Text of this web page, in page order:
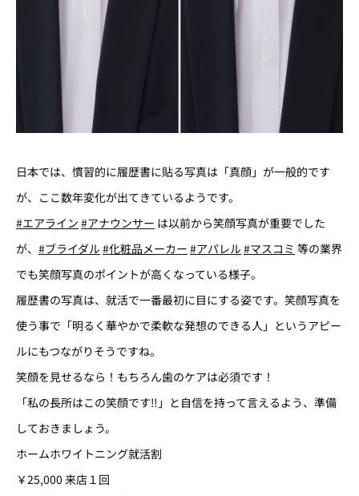
日本では、慣習的に履歴書に貼る写真は「真顔」が一般的です
が、ここ数年変化が出てきているようです。
#エアライン #アナウンサー は以前から笑顔写真が重要でした
が、 #ブライダル #化粧品メーカー #アパレル #マスコミ 等の業界
でも笑顔写真のポイントが高くなっている様子。
履歴書の写真は、就活で一番最初に目にする姿です。笑顔写真を
使う事で「明るく華やかで柔軟な発想のできる人」というアピー
ルにもつながりそうですね。
笑顔を見せるなら！もちろん歯のケアは必須です！
「私の長所はこの笑顔です‼」と自信を持って言えるよう、準備
しておきましょう。
ホームホワイトニング就活割
￥25,000 来店１回